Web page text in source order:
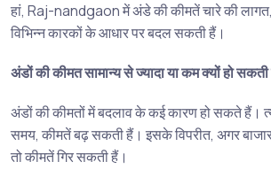
हां, Raj-nandgaon में अंडे की कीमतें चारे की
विभिन्न कारकों के आधार पर बदल सकती हैं।
अंडों की कीमत सामान्य से ज्यादा या कम क्यों हो
अंडों की कीमतों में बदलाव के कई कारण हो सकते हैं।
समय, कीमतें बढ़ सकती हैं। इसके विपरीत, अगर
तो कीमतें गिर सकती हैं।